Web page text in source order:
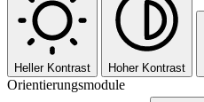
Heller Kontrast Hoher Kontrast
Orientierungsmodule